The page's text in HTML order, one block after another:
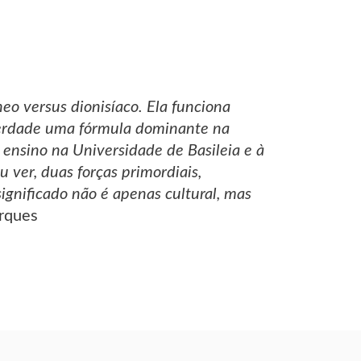
versus dionisíaco. Ela funciona
uma fórmula dominante na
na Universidade de Basileia e à
ver, duas forças primordiais,
não é apenas cultural, mas